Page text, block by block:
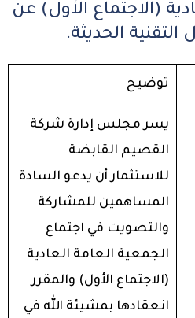
(الاجتماع الأول) عن
الحديثة.
توضيح
يسر مجلس إدارة شركة
القصيم القابضة
للاستثمار أن يدعو السادة
المساهمين للمشاركة
والتصويت في اجتماع
الجمعية العامة العادية
(الاجتماع الأول) والمقرر
انعقادها بمشيئة الله في